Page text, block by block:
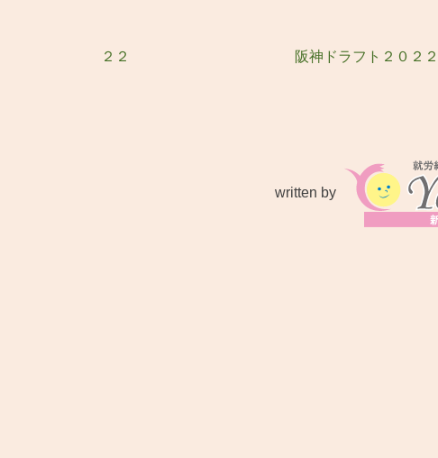
２２ 阪神ドラフト２０２
written by